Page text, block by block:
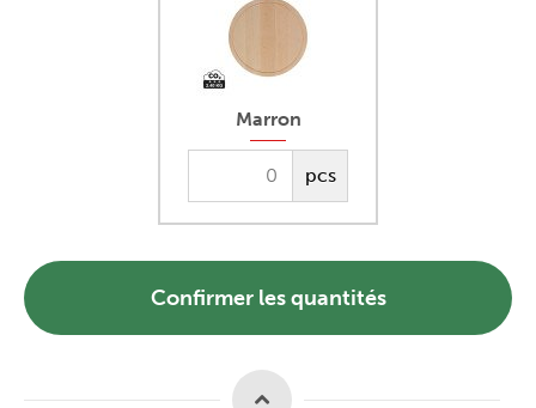
Marron
pcs
Confirmer les quantités